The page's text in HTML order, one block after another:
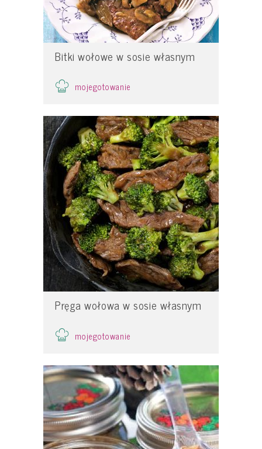
Bitki wołowe w sosie własnym
mojegotowanie
Pręga wołowa w sosie własnym
mojegotowanie